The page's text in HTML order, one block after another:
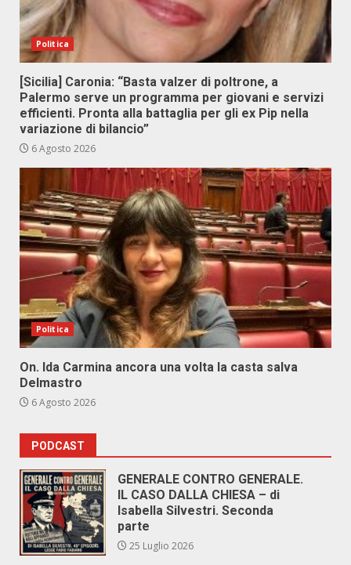
Politica
[Sicilia] Caronia: “Basta valzer di poltrone, a
Palermo serve un programma per giovani e servizi
efficienti. Pronta alla battaglia per gli ex Pip nella
variazione di bilancio”
6 Agosto 2026
Politica
On. Ida Carmina ancora una volta la casta salva
Delmastro
6 Agosto 2026
PODCAST
GENERALE CONTRO GENERALE.
IL CASO DALLA CHIESA – di
Isabella Silvestri. Seconda
parte
25 Luglio 2026